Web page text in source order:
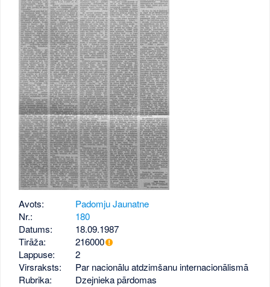
Avots:
Padomju Jaunatne
Nr.:
180
Datums:
18.09.1987
Tirāža:
216000
Lappuse:
2
Virsraksts:
Par nacionālu atdzimšanu internacionālismā
Rubrika:
Dzejnieka pārdomas